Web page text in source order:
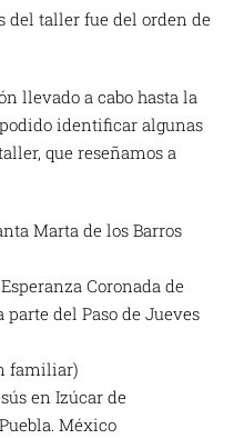
del taller fue del orden de
llevado a cabo hasta la
identificar algunas
que reseñamos a
Marta de los Barros
Coronada de
del Paso de Jueves
familiar)
en Izúcar de
México